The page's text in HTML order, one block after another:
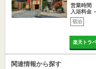
営業時間
入浴料金
宿泊
楽天トラ
関連情報から探す